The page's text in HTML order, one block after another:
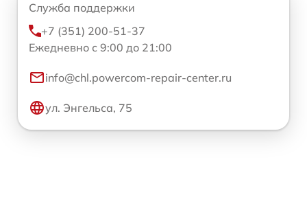
Служба поддержки
+7 (351) 200-51-37
Ежедневно с 9:00 до 21:00
info@chl.powercom-repair-center.ru
ул. Энгельса, 75